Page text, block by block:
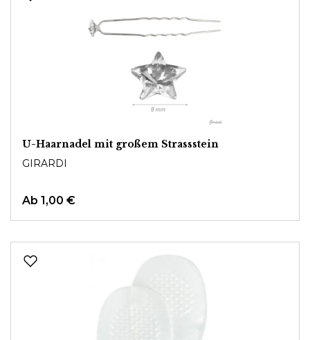
U-Haarnadel mit großem Strassstein
GIRARDI
Ab 1,00 €